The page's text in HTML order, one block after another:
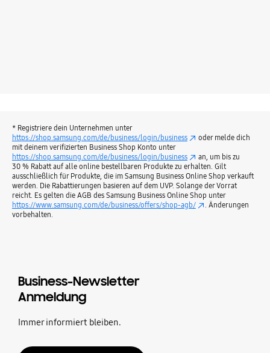
* Registriere dein Unternehmen unter
https://shop.samsung.com/de/business/login/business
oder melde dich
mit deinem verifizierten Business Shop Konto unter
https://shop.samsung.com/de/business/login/business
an, um bis zu
30 % Rabatt auf alle online bestellbaren Produkte zu erhalten. Gilt
ausschließlich für Produkte, die im Samsung Business Online Shop verkauft
werden. Die Rabattierungen basieren auf dem UVP. Solange der Vorrat
reicht. Es gelten die AGB des Samsung Business Online Shop unter
https://www.samsung.com/de/business/offers/shop-agb/
. Änderungen
vorbehalten.
Business-Newsletter
Anmeldung
Immer informiert bleiben.